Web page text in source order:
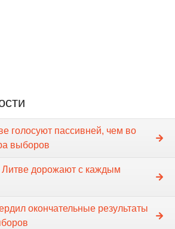
голосуют пассивней, чем во
выборов
дорожают с каждым
окончательные результаты